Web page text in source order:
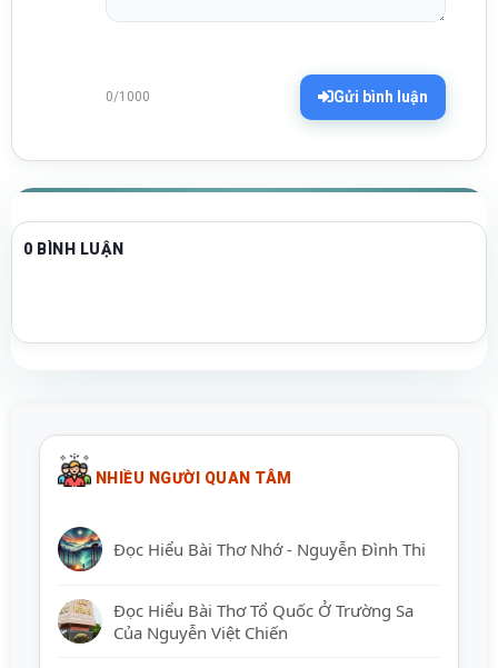
0/1000 Gửi bình luận
0 BÌNH LUẬN
NHIỀU NGƯỜI QUAN TÂM
Đọc Hiểu Bài Thơ Nhớ - Nguyễn Đình Thi
Đọc Hiểu Bài Thơ Tổ Quốc Ở Trường Sa
Của Nguyễn Việt Chiến